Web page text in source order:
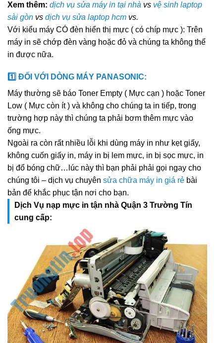
Xem thêm: dịch vụ sửa máy in tại nhà vs vệ sinh laptop
sài gòn vs dịch vụ sửa laptop hcm vs.
Với kiểu máy CÓ đèn hiển thị mực ( có chíp mực ): Trên
máy in sẽ chớp đèn vàng hoặc đỏ và chúng ta không thể
in được nữa.
1️⃣ ĐỐI VỚI DÒNG MÁY PANASONIC:
Máy thường sẽ báo Toner Empty ( Mực cạn ) hoặc Toner
Low ( Mực còn ít ) và không cho chúng ta in tiếp, trong
trường hợp này thì chúng ta phải bơm thêm mực vào
ống mực.
Ngoài ra còn rất nhiều lỗi khi dùng máy in như kẹt giấy,
không cuốn giấy in, máy in bị lem mực, in bị sọc mực, in
bị đổ bóng chữ…lúc này thì bạn phải phải gọi ngay cho
chúng tôi – dịch vụ chuyên sửa chữa máy in giá rẻ bài
bản để khắc phục tận nơi cho bạn.
Dịch Vụ nạp mực in tận nhà Quận 3 Trường Tín
cung cấp: